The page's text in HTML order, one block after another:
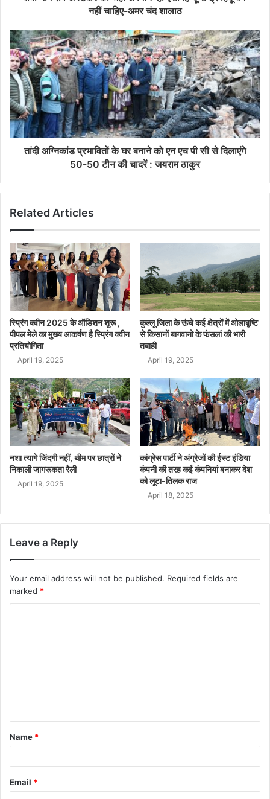
नहीं चाहिए-अमर चंद शालाठ
तांदी अग्निकांड प्रभावितों के घर बनाने को एन एच पी सी से दिलाएंगे
50-50 टीन की चादरें : जयराम ठाकुर
Related Articles
स्प्रिंग क्वीन 2025 के ऑडिशन शुरू ,
पीपल मेले का मुख्य आकर्षण है स्प्रिंग क्वीन
प्रतियोगिता
April 19, 2025
कुल्लू जिला के ऊंचे कई क्षेत्रों में ओलाबृष्टि
से किसानों बागवानो के फंसलां की भारी
तबाही
April 19, 2025
नशा त्यागे जिंदगी नहीं, थीम पर छात्रों ने
निकाली जागरूकता रैली
April 19, 2025
कांग्रेस पार्टी ने अंग्रेजों की ईस्ट इंडिया
कंपनी की तरह कई कंपनियां बनाकर देश
को लूटा-तिलक राज
April 18, 2025
Leave a Reply
Your email address will not be published. Required fields are
marked *
Name *
Email *